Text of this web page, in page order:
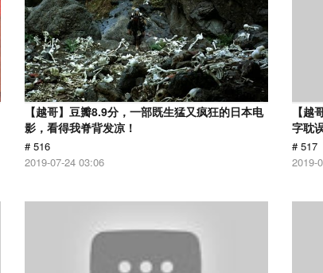
【越哥】豆瓣8.9分，一部既生猛又疯狂的日本电
影，看得我脊背发凉！
# 516
2019-07-24 03:06
【越
字耽
# 517
2019-